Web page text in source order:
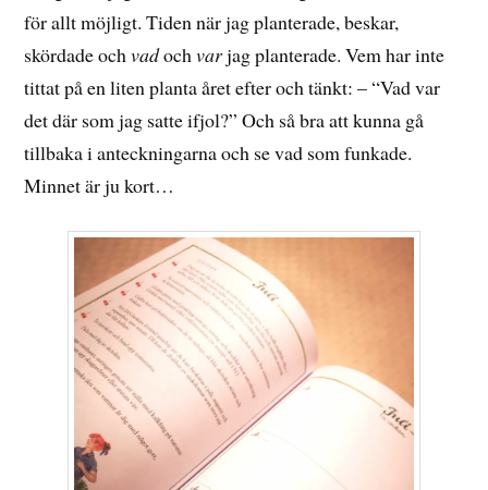
för allt möjligt. Tiden när jag planterade, beskar,
skördade ochvadochvarjag planterade. Vem har inte
tittat på en liten planta året efter och tänkt: – “Vad var
det där som jag satte ifjol?” Och så bra att kunna gå
tillbaka i anteckningarna och se vad som funkade.
Minnet är ju kort…